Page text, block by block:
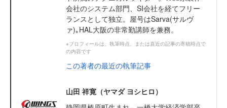
会社のシステム部門、SI会社を経てフリー
ランスとして独立。屋号はSarva(サルヴ
ァ)｡HAL大阪の非常勤講師を兼務。
※プロフィールは、執筆時点、または直近の記事の寄稿時点で
の内容です
この著者の最近の執筆記事
山田 祥寛（ヤマダ ヨシヒロ）